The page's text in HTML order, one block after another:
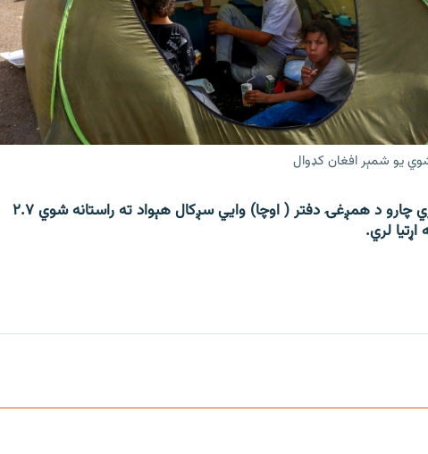
شوي یو شمېر افغان کډوال
افغانستان کې د ملګرو ملتونو د بشري چارو د همږغۍ دفتر ( اوچا) وايي سږکال هېواد ته راستانه شوي ۲.۷
لري.